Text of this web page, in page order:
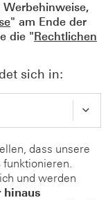
" am Ende der
die "Rechtlichen
sich in:
dass unsere
und werden
hinaus